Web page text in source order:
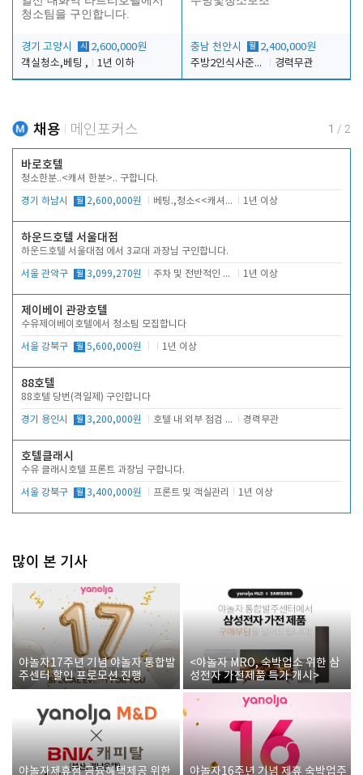
청소팀을 구인합니다.
경기 고양시 시
2,600,000원
객실청소,베팅 ,
1년 이하
충남 천안시 월 2,400,000원
주방2인식사준비및청소린렌보조
경력무관
채용 메인포커스 1 / 2
바로호텔
청소한분..<캐셔 한분>.. 구합니다.
경기 하남시 월 2,600,000원 베팅.,청소<<캐셔 모셔봅니다. 1년 이상
하운드호텔 서울대점
하운드호텔 서울대점 에서 3교대 과장님 구인합니다.
서울 관악구 월 3,099,270원 주차 및 전반적인 당번업무 1년 이상
제이베이 관광호텔
수유제이베이호텔에서 청소팀 모집합니다
서울 강북구 월 5,600,000원 1년 이상
88호텔
88호텔 당번(격일제) 구인합니다
경기 용인시 월 3,200,000원 호텔 내 외부 점검 및 프런트 운영 경력무관
호텔클래시
수유 클래시호텔 프론트 과장님 구합니다.
서울 강북구 월 3,400,000원 프론트 및 객실관리 1년 이상
많이 본 기사
야놀자17주년 기념 야놀자 통합발
주센터 할인 프로모션 진행
<야놀자 MRO, 숙박업소 위한 삼
성전자 가전제품 특가 개시>
야놀자제휴점 금융혜택제공 위한
야놀자16주년 기념 제휴 숙박업주